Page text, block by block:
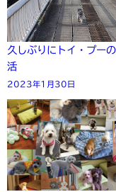
久しぶりにトイ・プー
活
2023年1月30日